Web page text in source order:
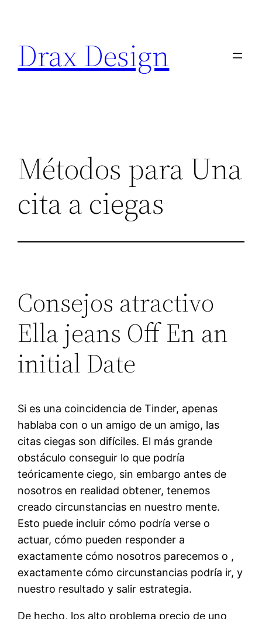
contenido
Drax Design
Métodos para Una
cita a ciegas
Consejos atractivo
Ella jeans Off En an
initial Date
Si es una coincidencia de Tinder, apenas
hablaba con o un amigo de un amigo, las
citas ciegas son difíciles. El más grande
obstáculo conseguir lo que podría
teóricamente ciego, sin embargo antes de
nosotros en realidad obtener, tenemos
creado circunstancias en nuestro mente.
Esto puede incluir cómo podría verse o
actuar, cómo pueden responder a
exactamente cómo nosotros parecemos o ,
exactamente cómo circunstancias podría ir, y
nuestro resultado y salir estrategia.
De hecho, los alto problema precio de uno